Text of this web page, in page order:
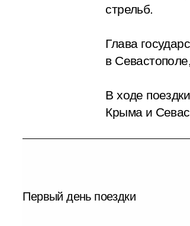
стрельб.
Глава
в
В ходе
Крыма и
Первый день поездки